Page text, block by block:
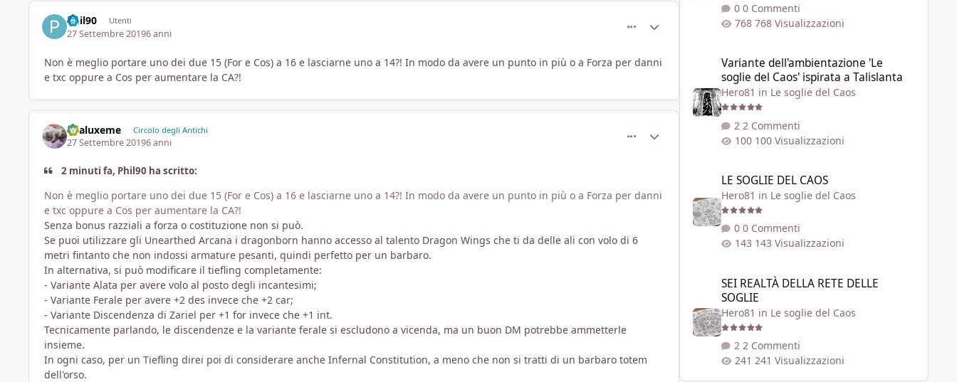
Phil90 Utenti
27 Settembre 20196 anni
Statistiche Autore
Non è meglio portare uno dei due 15 (For e Cos) a 16 e lasciarne uno a 14?! In modo da avere un punto in più o a Forza per danni
e txc oppure a Cos per aumentare la CA?!
Enaluxeme Circolo degli Antichi
27 Settembre 20196 anni
Statistiche Autore
2 minuti fa, Phil90 ha scritto:
Non è meglio portare uno dei due 15 (For e Cos) a 16 e lasciarne uno a 14?! In modo da avere un punto in più o a Forza per danni
e txc oppure a Cos per aumentare la CA?!
Senza bonus razziali a forza o costituzione non si può.
Se puoi utilizzare gli Unearthed Arcana i dragonborn hanno accesso al talento Dragon Wings che ti da delle ali con volo di 6
metri fintanto che non indossi armature pesanti, quindi perfetto per un barbaro.
In alternativa, si può modificare il tiefling completamente:
- Variante Alata per avere volo al posto degli incantesimi;
- Variante Ferale per avere +2 des invece che +2 car;
- Variante Discendenza di Zariel per +1 for invece che +1 int.
Tecnicamente parlando, le discendenze e la variante ferale si escludono a vicenda, ma un buon DM potrebbe ammetterle
insieme.
In ogni caso, per un Tiefling direi poi di considerare anche Infernal Constitution, a meno che non si tratti di un barbaro totem
dell'orso.
0 Commenti
768 Visualizzazioni
Variante dell'ambientazione 'Le
soglie del Caos' ispirata a Talislanta
Hero81 in Le soglie del Caos
2 Commenti
100 Visualizzazioni
LE SOGLIE DEL CAOS
Hero81 in Le soglie del Caos
0 Commenti
143 Visualizzazioni
SEI REALTÀ DELLA RETE DELLE
SOGLIE
Hero81 in Le soglie del Caos
2 Commenti
241 Visualizzazioni